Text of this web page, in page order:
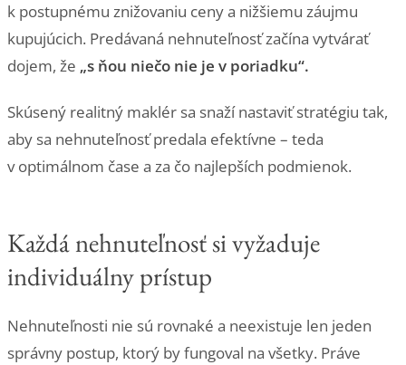
k postupnému znižovaniu ceny a nižšiemu záujmu
kupujúcich. Predávaná nehnuteľnosť začína vytvárať
dojem, že „s ňou niečo nie je v poriadku“.
Skúsený realitný maklér sa snaží nastaviť stratégiu tak,
aby sa nehnuteľnosť predala efektívne – teda
v optimálnom čase a za čo najlepších podmienok.
Každá nehnuteľnosť si vyžaduje
individuálny prístup
Nehnuteľnosti nie sú rovnaké a neexistuje len jeden
správny postup, ktorý by fungoval na všetky. Práve